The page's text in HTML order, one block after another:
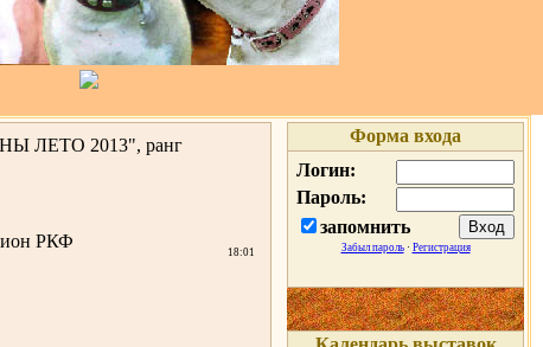
ЛЕТО 2013", ранг
РКФ
18:01
Форма входа
Логин:
Пароль:
запомнить
Забыл пароль· Регистрация